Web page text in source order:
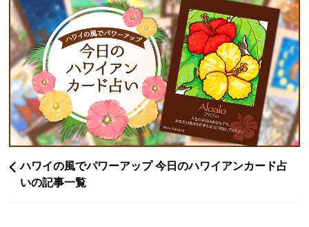
ハワイの風でパワーアップ 今日のハワイアンカード占
いの記事一覧